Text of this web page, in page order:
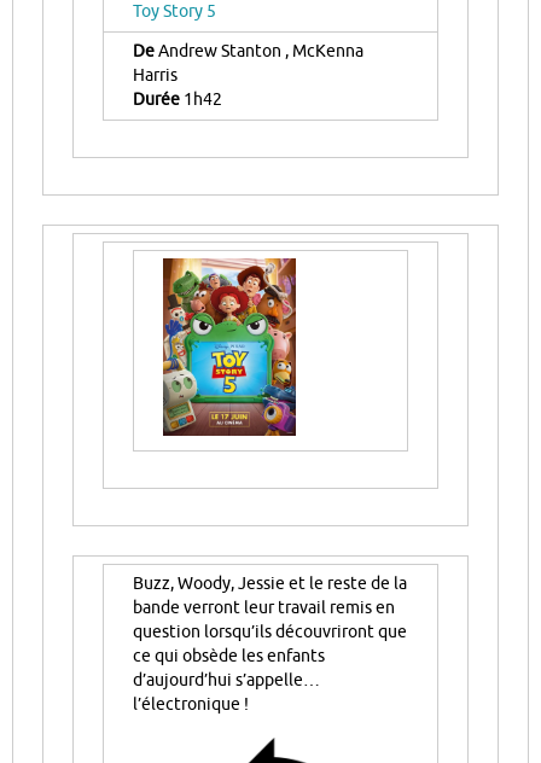
Toy Story 5
DeAndrew Stanton , McKenna
Harris
Durée 1h42
Buzz, Woody, Jessie et le reste de la
bande verront leur travail remis en
question lorsqu’ils découvriront que
ce qui obsède les enfants
d’aujourd’hui s’appelle…
l’électronique !